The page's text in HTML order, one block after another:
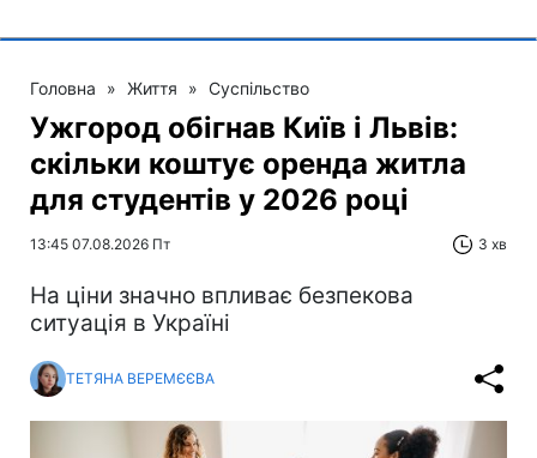
Головна » Життя » Суспільство
Ужгород обігнав Київ і Львів:
скільки коштує оренда житла
для студентів у 2026 році
13:45 07.08.2026 Пт 3 хв
На ціни значно впливає безпекова
ситуація в Україні
ТЕТЯНА ВЕРЕМЄЄВА